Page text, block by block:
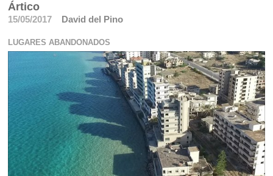
Ártico
15/05/2017 David del Pino
LUGARES ABANDONADOS